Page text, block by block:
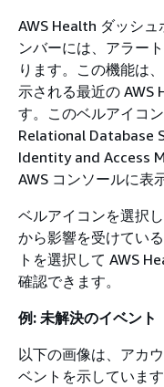
AWS Health ダッシ
ンバーには、アラー
ります。この機能は
示される最近の AWS
す。このベルアイコ
Relational Database
Identity and Access
AWS コンソールに表
ベルアイコンを選択
から影響を受けてい
トを選択して AWS
確認できます。
例: 未解決のイベント
以下の画像は、アカ
ベントを示しています